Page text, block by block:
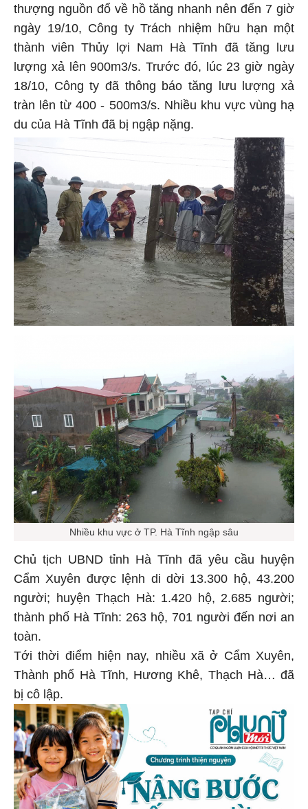
thượng nguồn đổ về hồ tăng nhanh nên đến 7 giờ
ngày 19/10, Công ty Trách nhiệm hữu hạn một
thành viên Thủy lợi Nam Hà Tĩnh đã tăng lưu
lượng xả lên 900m3/s. Trước đó, lúc 23 giờ ngày
18/10, Công ty đã thông báo tăng lưu lượng xả
tràn lên từ 400 - 500m3/s. Nhiều khu vực vùng hạ
du của Hà Tĩnh đã bị ngập nặng.
Nhiều khu vực ở TP. Hà Tĩnh ngập sâu
Chủ tịch UBND tỉnh Hà Tĩnh đã yêu cầu huyện
Cẩm Xuyên được lệnh di dời 13.300 hộ, 43.200
người; huyện Thạch Hà: 1.420 hộ, 2.685 người;
thành phố Hà Tĩnh: 263 hộ, 701 người đến nơi an
toàn.
Tới thời điểm hiện nay, nhiều xã ở Cẩm Xuyên,
Thành phố Hà Tĩnh, Hương Khê, Thạch Hà… đã
bị cô lập.